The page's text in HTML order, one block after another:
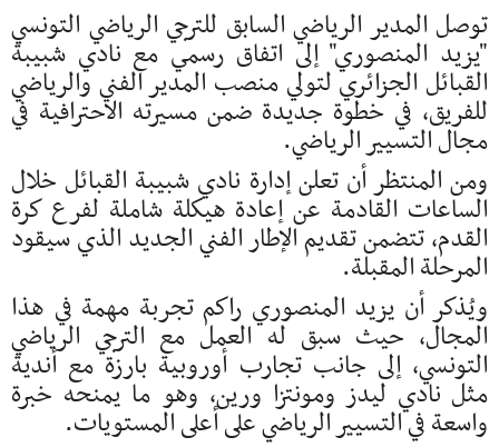
توصل المدير الرياضي السابق للترجي الرياضي التونسي
"يزيد المنصوري" إلى اتفاق رسمي مع نادي شبيبة
القبائل الجزائري لتولي منصب المدير الفني والرياضي
للفريق، في خطوة جديدة ضمن مسيرته الاحترافية في
مجال التسيير الرياضي.
ومن المنتظر أن تعلن إدارة نادي شبيبة القبائل خلال
الساعات القادمة عن إعادة هيكلة شاملة لفرع كرة
القدم، تتضمن تقديم الإطار الفني الجديد الذي سيقود
المرحلة المقبلة.
ويُذكر أن يزيد المنصوري راكم تجربة مهمة في هذا
المجال، حيث سبق له العمل مع الترجي الرياضي
التونسي، إلى جانب تجارب أوروبية بارزة مع أندية
مثل نادي ليدز ومونتزا ورين، وهو ما يمنحه خبرة
واسعة في التسيير الرياضي على أعلى المستويات.